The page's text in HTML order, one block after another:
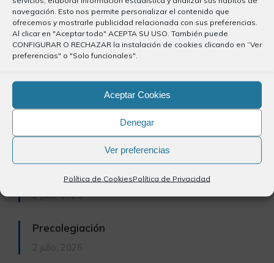
navegación. Esto nos permite personalizar el contenido que
ofrecemos y mostrarle publicidad relacionada con sus preferencias.
Al clicar en "Aceptar todo" ACEPTA SU USO. También puede
CONFIGURAR O RECHAZAR la instalación de cookies clicando en “Ver
preferencias" o "Solo funcionales".
Aceptar Cookies
Denegar
Ver preferencias
Política de CookiesPolítica de Privacidad
adecuadamente en función de sus necesidades.
Últimos Artículos
Plataforma de Trámites de la DGT
Publicación del periodico El Día
2 julio, 2026
Precolegiación
2 julio, 2026